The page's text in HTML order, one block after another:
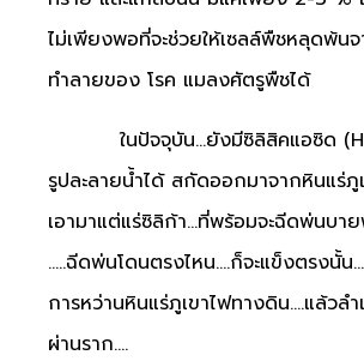
ไม่เพียงพอที่จะช่วยให้เซลล์พืชหลุดพ้นจ
ทำลายของ โรค แมลงศัตรูพืชได้
ในปัจจุบัน…ยังมีซิลิสิคแอซิด
รูปละลายน้ำได้ สกัดออกมาจากหินแร่
เอามาแต่แร่ซิลิก้า…ที่พร้อมจะฉีดพ่นบา
…..ฉีดพ่นโดนตรงไหน….ก็จะแข็งตรงนั้น
การหว่านหินแร่ภูเขาไฟทางดิน….แล้วล
ผ่านราก….